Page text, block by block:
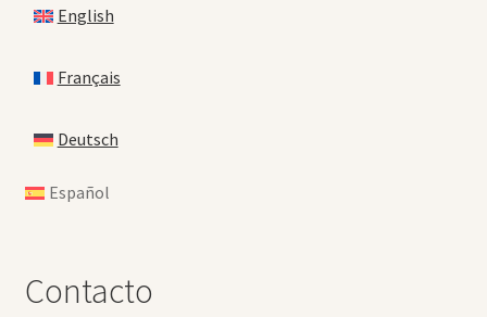
English
Français
Deutsch
Español
Contacto